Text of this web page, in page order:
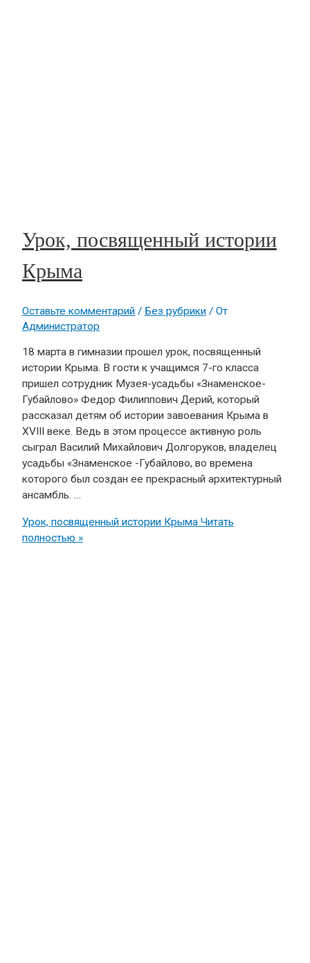
Урок, посвященный истории
Крыма
Оставьте комментарий / Без рубрики/ От
Администратор
18 марта в гимназии прошел урок, посвященный
истории Крыма. В гости к учащимся 7-го класса
пришел сотрудник Музея-усадьбы «Знаменское-
Губайлово» Федор Филиппович Дерий, который
рассказал детям об истории завоевания Крыма в
XVIII веке. Ведь в этом процессе активную роль
сыграл Василий Михайлович Долгоруков, владелец
усадьбы «Знаменское -Губайлово, во времена
которого был создан ее прекрасный архитектурный
ансамбль. …
Урок, посвященный истории КрымаЧитать
полностью »